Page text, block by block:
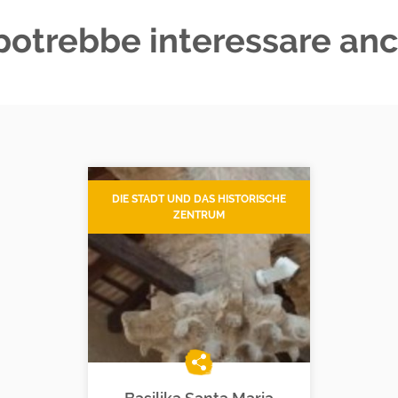
interessare
DIE STADT UND DAS HISTORISCHE
ZENTRUM